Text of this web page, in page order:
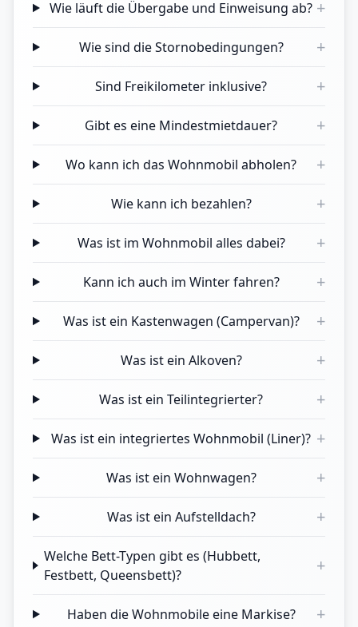
Wie läuft die Übergabe und Einweisung ab? +
Wie sind die Stornobedingungen? +
Sind Freikilometer inklusive? +
Gibt es eine Mindestmietdauer? +
Wo kann ich das Wohnmobil abholen? +
Wie kann ich bezahlen? +
Was ist im Wohnmobil alles dabei? +
Kann ich auch im Winter fahren? +
Was ist ein Kastenwagen (Campervan)? +
Was ist ein Alkoven? +
Was ist ein Teilintegrierter? +
Was ist ein integriertes Wohnmobil (Liner)? +
Was ist ein Wohnwagen? +
Was ist ein Aufstelldach? +
Welche Bett-Typen gibt es (Hubbett,
Festbett, Queensbett)?
+
Haben die Wohnmobile eine Markise? +